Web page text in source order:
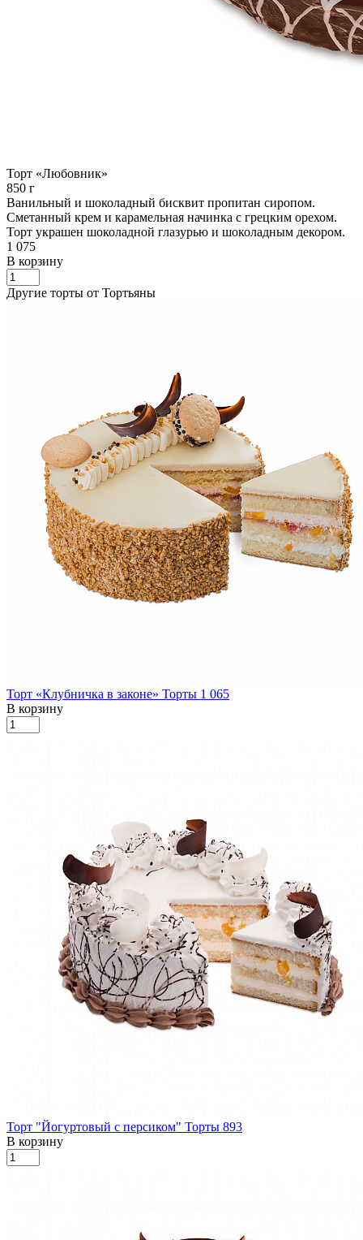
Торт «Любовник»
850 г
Ванильный и шоколадный бисквит пропитан сиропом.
Сметанный крем и карамельная начинка с грецким орехом.
Торт украшен шоколадной глазурью и шоколадным декором.
1 075
В корзину
Другие торты от Тортьяны
Торт «Клубничка в законе» Торты 1 065
В корзину
Торт "Йогуртовый с персиком" Торты 893
В корзину